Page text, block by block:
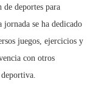
de deportes para
jornada se ha dedicado
juegos, ejercicios y
con otros